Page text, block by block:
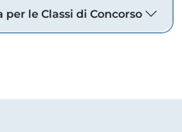
le Classi di Concorso